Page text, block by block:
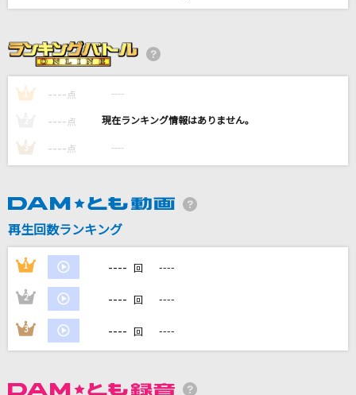
アメヲマツ、
君の恋人になったら
back number
サカナクション
Mrs. GREEN APPLE
アンダンテ
ClariS
拝啓、少年よ
Hump Back
1 ---- 点 ----
---- 点 ----
3 ---- 点 ----
再生回数ランキング
1 ---- 回 ----
2 ---- 回 ----
3 ---- 回 ----